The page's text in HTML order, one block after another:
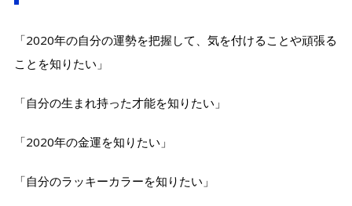
「2020年の自分の運勢を把握して、気を付けることや頑張る
ことを知りたい」
「自分の生まれ持った才能を知りたい」
「2020年の金運を知りたい」
「自分のラッキーカラーを知りたい」